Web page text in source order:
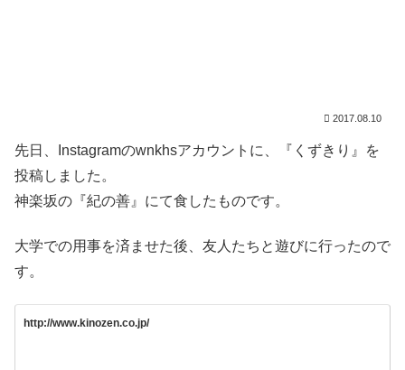
2017.08.10
先日、Instagramのwnkhsアカウントに、『くずきり』を
投稿しました。
神楽坂の『紀の善』にて食したものです。
大学での用事を済ませた後、友人たちと遊びに行ったので
す。
http://www.kinozen.co.jp/